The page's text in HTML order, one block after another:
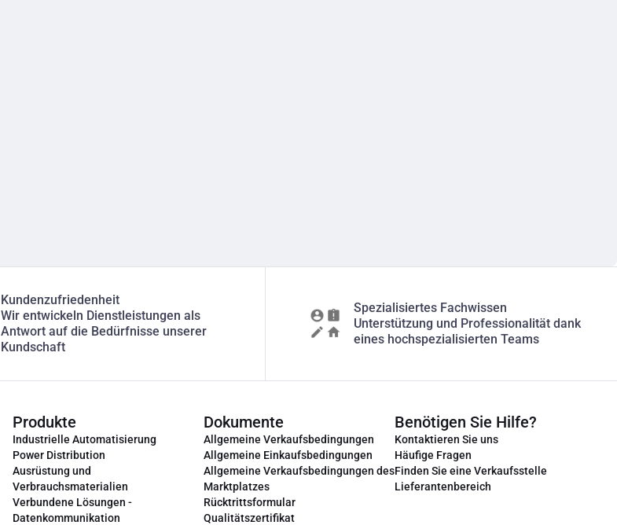
Kundenzufriedenheit
Wir entwickeln Dienstleistungen als
Antwort auf die Bedürfnisse unserer
Kundschaft
Spezialisiertes Fachwissen
Unterstützung und Professionalität dank
eines hochspezialisierten Teams
Produkte
Industrielle Automatisierung
Power Distribution
Ausrüstung und
Verbrauchsmaterialien
Verbundene Lösungen -
Datenkommunikation
Dokumente
Allgemeine Verkaufsbedingungen
Allgemeine Einkaufsbedingungen
Allgemeine Verkaufsbedingungen des
Marktplatzes
Rücktrittsformular
Qualitätszertifikat
Benötigen Sie Hilfe?
Kontaktieren Sie uns
Häufige Fragen
Finden Sie eine Verkaufsstelle
Lieferantenbereich